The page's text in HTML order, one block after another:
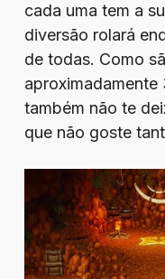
cada uma tem a
diversão rolará
de todas. Como
também não te
que não goste